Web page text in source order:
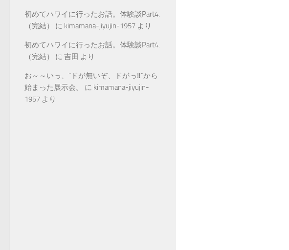
初めてハワイに行ったお話。体験談Part4.
（完結）
に kimamana-jiyujin-1957 より
初めてハワイに行ったお話。体験談Part4.
（完結）
に 吉田 より
お～～いっ、”ドが無いぞ、ドがっ‼”から
始まった展示会。
に kimamana-jiyujin-
1957 より